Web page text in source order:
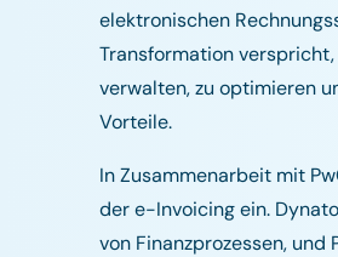
elektronischen
Transformation
verwalten, zu optimieren
Vorteile.
In Zusammenarbeit mit
der e-Invoicing ein.
von Finanzprozessen,